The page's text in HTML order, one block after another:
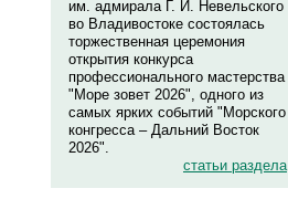
им. адмирала Г. И. Невельского
во Владивостоке состоялась
торжественная церемония
открытия конкурса
профессионального мастерства
"Море зовет 2026", одного из
самых ярких событий "Морского
конгресса – Дальний Восток
2026".
статьи раздела